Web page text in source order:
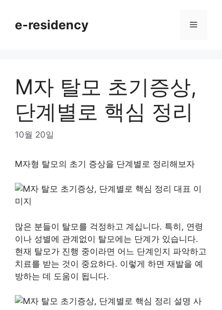
contente-residency Menu
M자 탈모 초기증상,
단계별로 핵심 정리
10월 20일
M자형 탈모의 초기 증상을 단계별로 정리해보자
많은 분들이 탈모를 걱정하고 계십니다. 특히, 연령
이나 성별에 관계없이 탈모에는 단계가 있습니다.
현재 탈모가 진행 중이라면 어느 단계인지 파악하고
치료를 받는 것이 중요하다. 이렇게 하면 재발을 예
방하는 데 도움이 됩니다.